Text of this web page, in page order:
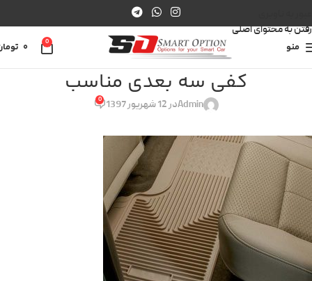
رفتن به محتوای اصلی
منو
0
کفی سه بعدی مناسب
Adminدر 12 شهریور 1397 0